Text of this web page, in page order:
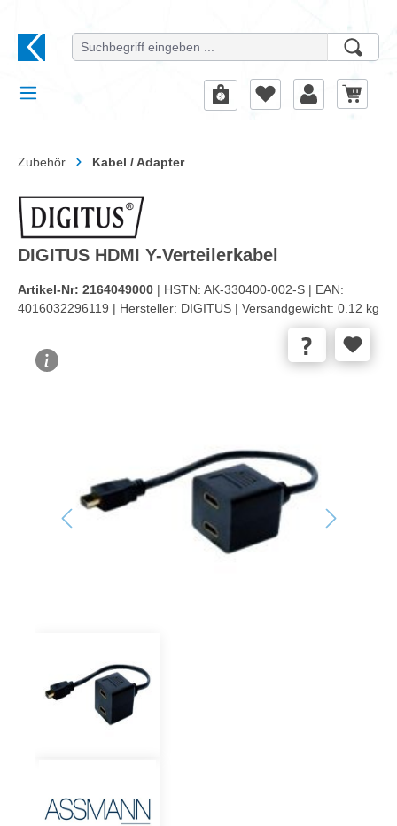
Zubehör Kabel / Adapter
DIGITUS HDMI Y-Verteilerkabel
Artikel-Nr: 2164049000 | HSTN: AK-330400-002-S | EAN:
4016032296119 | Hersteller: DIGITUS | Versandgewicht: 0.12 kg